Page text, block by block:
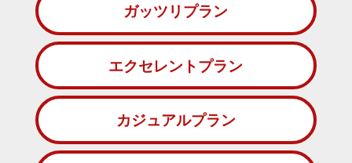
ガッツリプラン
エクセレントプラン
カジュアルプラン